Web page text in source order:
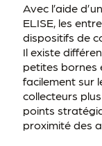
Avec l’aide
ELISE, les
dispositifs de
Il existe
petites bornes
facilement sur
collecteurs
points
proximité des